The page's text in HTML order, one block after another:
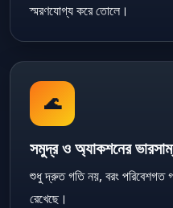
স্মরণযোগ্য করে তোলে।
🌊
সমুদ্র ও অ্যাকশনের
শুধু দ্রুত গতি নয়, বরং পরিবেশগত
রেখেছে।